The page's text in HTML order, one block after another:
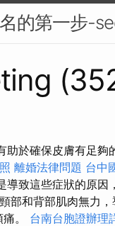
的第一步-
於確保皮膚有足夠
離婚法律問題 台中
導致這些症狀的原
部和背部肌肉無力
。 台南台胞證辦理